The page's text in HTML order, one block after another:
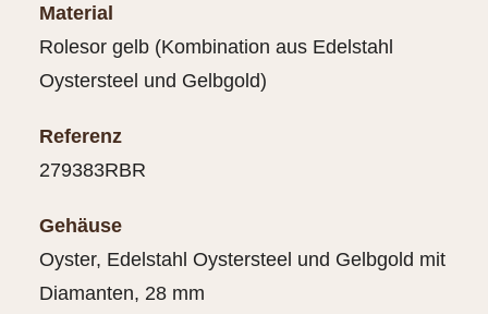
Material
Rolesor gelb (Kombination aus Edelstahl
Oystersteel und Gelbgold)
Referenz
279383RBR
Gehäuse
Oyster, Edelstahl Oystersteel und Gelbgold mit
Diamanten, 28 mm